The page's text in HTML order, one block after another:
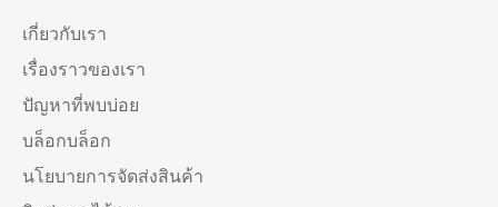
เกี่ยวกับเรา
เรื่องราวของเรา
ปัญหาที่พบบ่อย
บล็อกบล็อก
นโยบายการจัดส่งสินค้า